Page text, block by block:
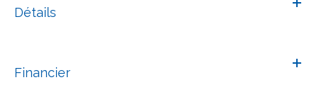
Détails
Financier